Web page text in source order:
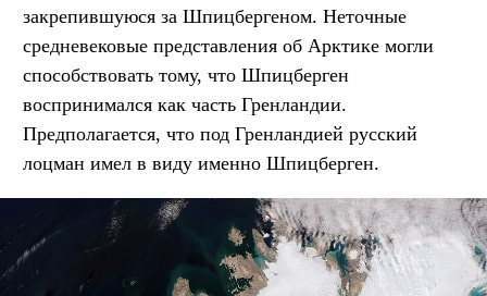
закрепившуюся за Шпицбергеном. Неточные
средневековые представления об Арктике могли
способствовать тому, что Шпицберген
воспринимался как часть Гренландии.
Предполагается, что под Гренландией русский
лоцман имел в виду именно Шпицберген.